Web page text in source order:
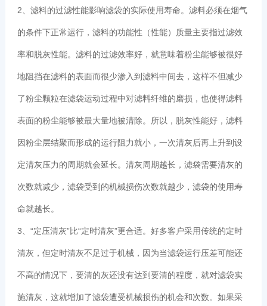
2、滤料的过滤性能影响滤袋的实际使用寿命。滤料必须在烟气
的条件下正常运行，滤料的功能性（性能）质量主要指过滤效
率和脱灰性能。滤料的过滤效率好，就意味着粉尘能够被很好
地阻挡在滤料的表面而很少渗入到滤料中间去，这样不但减少
了粉尘颗粒在滤袋运动过程中对滤料纤维的磨损，也使得滤料
表面的粉尘能够被最大量地被清除。所以，脱灰性能好，滤料
因粉尘层结聚而形成的运行阻力就小，一次清灰后再上升到设
定清灰压力的周期就会延长。清灰周期越长，滤袋需要清灰的
次数就减少，滤袋受到的机械损伤次数就越少，滤袋的使用寿
命就越长。
3、“定压清灰”比“定时清灰”更合适。好多客户采用传统的定时
清灰，但定时清灰不足过于机械，因为当滤袋运行压差可能还
不高的情况下，要清的灰还没有达到要清的程度，就对滤袋实
施清灰，这就增加了滤袋遭受机械损伤的机会和次数。如果采